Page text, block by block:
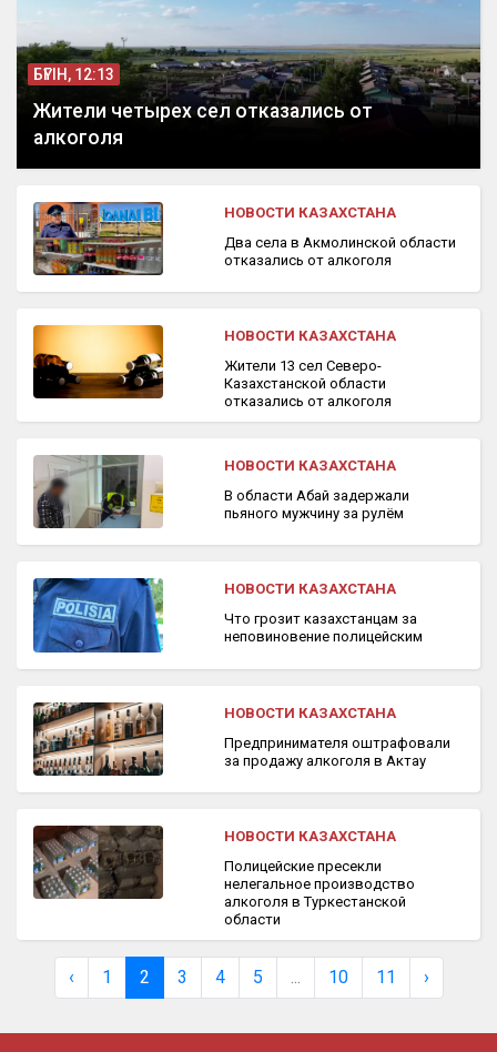
БҮГІН, 12:13
Жители четырех сел отказались от
алкоголя
НОВОСТИ КАЗАХСТАНА
Два села в Акмолинской области
отказались от алкоголя
НОВОСТИ КАЗАХСТАНА
Жители 13 сел Северо-
Казахстанской области
отказались от алкоголя
НОВОСТИ КАЗАХСТАНА
В области Абай задержали
пьяного мужчину за рулём
НОВОСТИ КАЗАХСТАНА
Что грозит казахстанцам за
неповиновение полицейским
НОВОСТИ КАЗАХСТАНА
Предпринимателя оштрафовали
за продажу алкоголя в Актау
НОВОСТИ КАЗАХСТАНА
Полицейские пресекли
нелегальное производство
алкоголя в Туркестанской
области
‹ 1 2 3 4 5 10 11 ›